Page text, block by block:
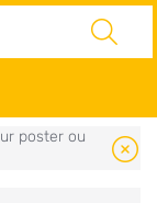
poster ou